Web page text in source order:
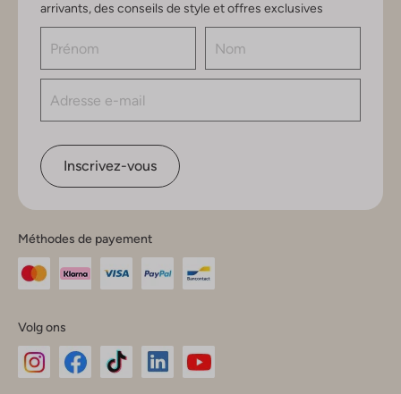
arrivants, des conseils de style et offres exclusives
Inscrivez-vous
Méthodes de payement
Volg ons